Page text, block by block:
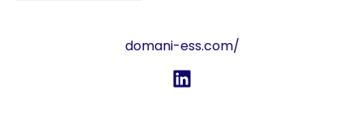
domani-ess.com/